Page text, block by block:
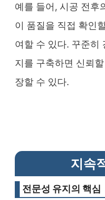
예를 들어, 시공 전후
이 품질을 직접 확인
여할 수 있다. 꾸준히
지를 구축하면 신뢰
장할 수 있다.
지속
전문성 유지의 핵심